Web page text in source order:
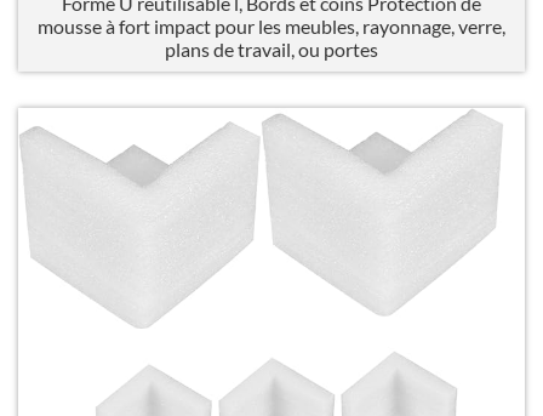
mousse à fort impact pour les meubles, rayonnage, verre,
plans de travail, ou portes